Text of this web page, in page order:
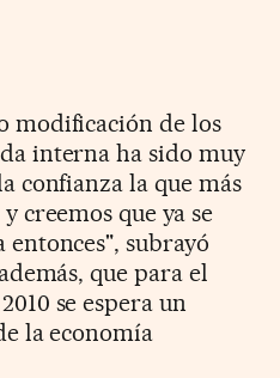
modificación de los
interna ha sido muy
confianza la que más
creemos que ya se
subrayó
que para el
se espera un
la economía